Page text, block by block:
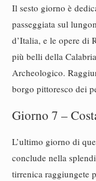
Il sesto giorno è
passeggiata sul
d’Italia, e le opere di
più belli della
Archeologico.
borgo pittoresco dei
Giorno 7 –
L’ultimo giorno di
conclude nella
tirrenica raggiungete